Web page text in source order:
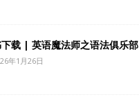
载 | 英语魔法师之语法俱乐部
年1月26日